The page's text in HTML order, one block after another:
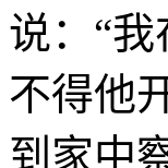
说：“
不得他
到家中